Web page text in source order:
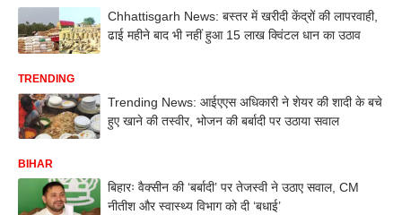
Chhattisgarh News: बस्तर में खरीदी केंद्रों की लापरवाही,
ढाई महीने बाद भी नहीं हुआ 15 लाख क्विंटल धान का उठाव
TRENDING
Trending News: आईएएस अधिकारी ने शेयर की शादी के बचे
हुए खाने की तस्वीर, भोजन की बर्बादी पर उठाया सवाल
BIHAR
बिहारः वैक्सीन की ‘बर्बादी’ पर तेजस्वी ने उठाए सवाल, CM
नीतीश और स्वास्थ्य विभाग को दी ‘बधाई’